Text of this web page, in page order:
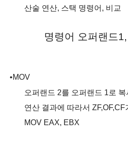
산술 연산, 스택 명령어 , 비교
명령어 오퍼랜드1,
•MOV
오퍼랜드 2를 오퍼랜드 1 로 복
연산 결과에 따라서 ZF,OF,CF
MOV EAX, EBX